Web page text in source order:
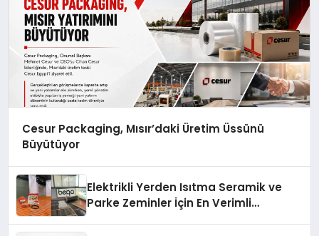
Cesur Packaging, Mısır’daki Üretim Üssünü
Büyütüyor
Elektrikli Yerden Isıtma Seramik ve
Parke Zeminler İçin En Verimli